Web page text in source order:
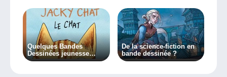
Quelques Bandes
Dessinées jeunesse
pour agrémenter votre
De la science-fiction en
bande dessinée ?